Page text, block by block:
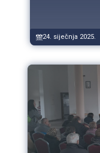
24. siječnja 2025.